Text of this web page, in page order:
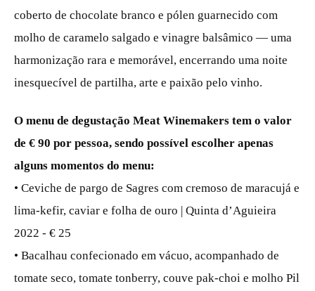
coberto de chocolate branco e pólen guarnecido com
molho de caramelo salgado e vinagre balsâmico — uma
harmonização rara e memorável, encerrando uma noite
inesquecível de partilha, arte e paixão pelo vinho.
O menu de degustação Meat Winemakers tem o valor
de € 90 por pessoa, sendo possível escolher apenas
alguns momentos do menu:
• Ceviche de pargo de Sagres com cremoso de maracujá e
lima-kefir, caviar e folha de ouro | Quinta d’Aguieira
2022 - € 25
• Bacalhau confecionado em vácuo, acompanhado de
tomate seco, tomate tonberry, couve pak-choi e molho Pil